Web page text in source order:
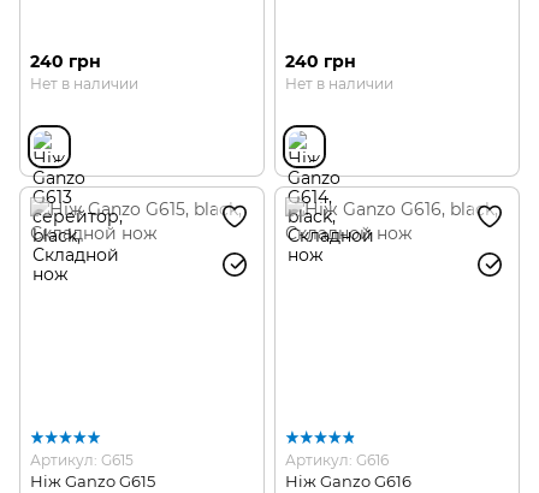
240 грн
Нет в наличии
240 грн
Нет в наличии
Артикул: G615
Ніж Ganzo G615
Артикул: G616
Ніж Ganzo G616